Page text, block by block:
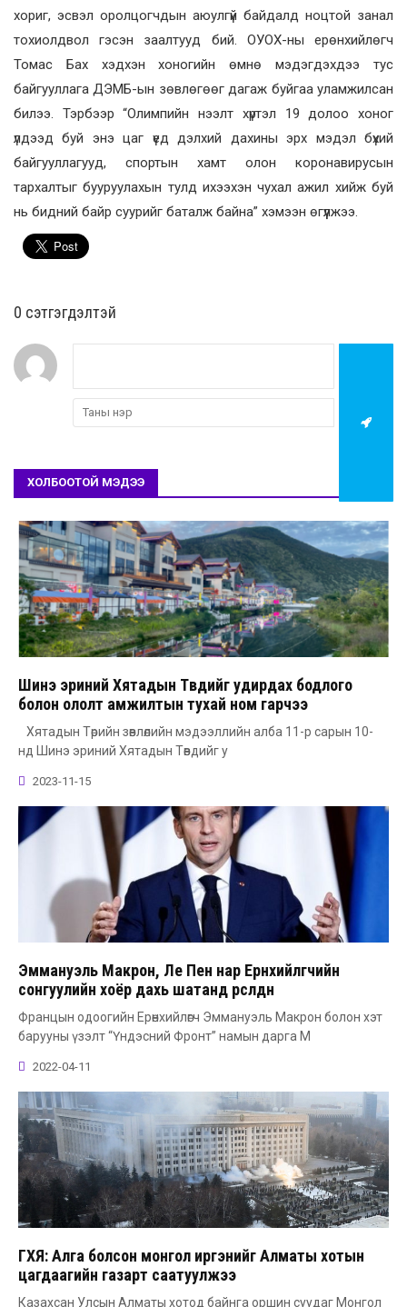
хориг, эсвэл оролцогчдын аюулгүй байдалд ноцтой занал
тохиолдвол гэсэн заалтууд бий. ОУОХ-ны ерөнхийлөгч
Томас Бах хэдхэн хоногийн өмнө мэдэгдэхдээ тус
байгууллага ДЭМБ-ын зөвлөгөөг дагаж буйгаа уламжилсан
билээ. Тэрбээр “Олимпийн нээлт хүртэл 19 долоо хоног
үлдээд буй энэ цаг үед дэлхий дахины эрх мэдэл бүхий
байгууллагууд, спортын хамт олон коронавирусын
тархалтыг бууруулахын тулд ихээхэн чухал ажил хийж буй
нь бидний байр суурийг баталж байна” хэмээн өгүүлжээ.
0 cэтгэгдэлтэй
ХОЛБООТОЙ МЭДЭЭ
Шинэ эриний Хятадын Төвдийг удирдах бодлого
болон ололт амжилтын тухай ном гарчээ
Хятадын Төрийн зөвлөлийн мэдээллийн алба 11-р сарын 10-
нд Шинэ эриний Хятадын Төвдийг у
2023-11-15
Эммануэль Макрон, Ле Пен нар Ерөнхийлөгчийн
сонгуулийн хоёр дахь шатанд өрсөлдөнө
Францын одоогийн Ерөнхийлөгч Эммануэль Макрон болон хэт
барууны үзэлт “Үндэсний Фронт” намын дарга М
2022-04-11
ГХЯ: Алга болсон монгол иргэнийг Алматы хотын
цагдаагийн газарт саатуулжээ
Казахсан Улсын Алматы хотод байнга оршин суудаг Монгол